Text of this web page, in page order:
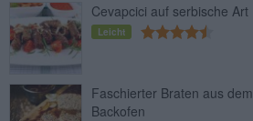
Cevapcici auf serbische Art
Leicht
Faschierter Braten aus dem
Backofen